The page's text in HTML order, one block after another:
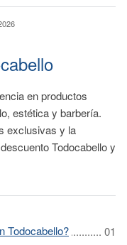
en productos
estética y barbería.
exclusivas y la
Todocabello y
Todocabello?